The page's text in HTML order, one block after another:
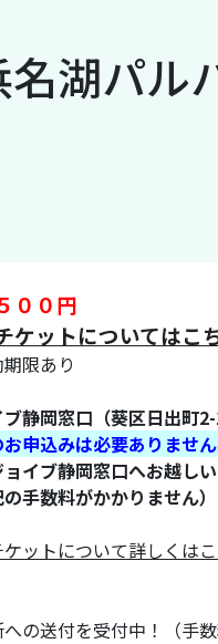
名湖パ
００円
ケットについてはこ
限あり
ブ静岡窓口（葵区日出町
申込みは必要ありません
イブ静岡窓口へお越し
の手数料がかかりません）
ットについて詳しくは
の送付を受付中！（手数